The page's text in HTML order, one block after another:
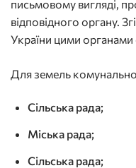
письмовому вигляді,
відповідного органу.
України цими органами
Для земель
Сільська рада;
Міська рада;
Сільська рада;